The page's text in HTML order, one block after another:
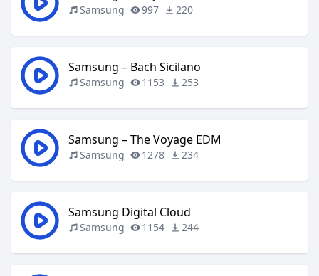
Samsung 997 220
Samsung – Bach Sicilano
Samsung 1153 253
Samsung – The Voyage EDM
Samsung 1278 234
Samsung Digital Cloud
Samsung 1154 244